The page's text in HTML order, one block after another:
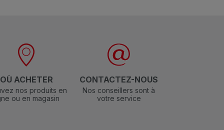
OÙ ACHETER
nos produits en
ou en magasin
CONTACTEZ-NOUS
Nos conseillers sont à
votre service